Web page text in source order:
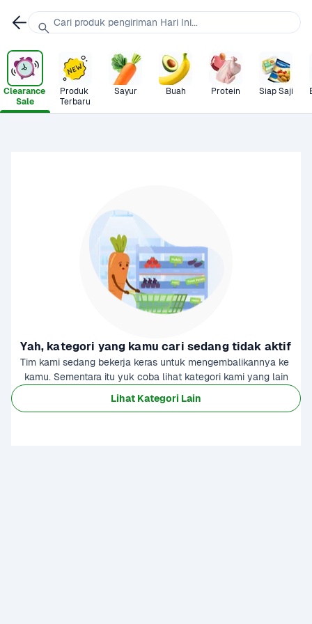
Clearance
Sale
Produk
Terbaru
Sayur Buah Protein Siap Saji
Yah, kategori yang kamu cari sedang tidak aktif
Tim kami sedang bekerja keras untuk mengembalikannya ke
kamu. Sementara itu yuk coba lihat kategori kami yang lain
Lihat Kategori Lain
Cari produk pengiriman Hari Ini...